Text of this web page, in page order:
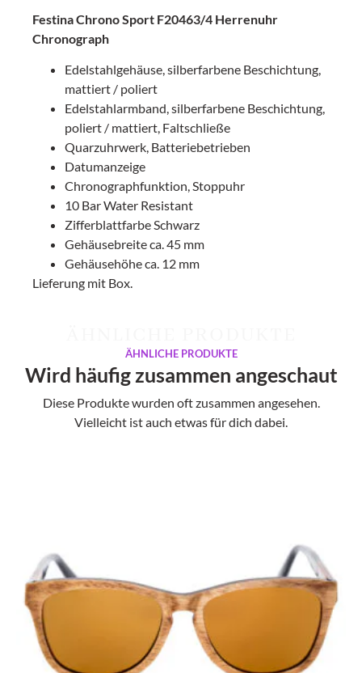
Festina Chrono Sport F20463/4 Herrenuhr
Chronograph
Edelstahlgehäuse, silberfarbene Beschichtung,
mattiert / poliert
Edelstahlarmband, silberfarbene Beschichtung,
poliert / mattiert, Faltschließe
Quarzuhrwerk, Batteriebetrieben
Datumanzeige
Chronographfunktion, Stoppuhr
10 Bar Water Resistant
Zifferblattfarbe Schwarz
Gehäusebreite ca. 45 mm
Gehäusehöhe ca. 12 mm
Lieferung mit Box.
ÄHNLICHE PRODUKTE
Wird häufig zusammen angeschaut
Diese Produkte wurden oft zusammen angesehen.
Vielleicht ist auch etwas für dich dabei.